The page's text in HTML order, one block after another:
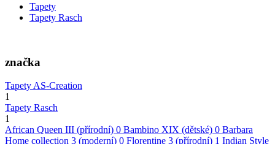
Tapety
Tapety Rasch
značka
Tapety AS-Creation
1
Tapety Rasch
1
African Queen III (přírodní) 0 Bambino XIX (dětské) 0 Barbara
Home collection 3 (moderní) 0 Florentine 3 (přírodní) 1 Indian Style